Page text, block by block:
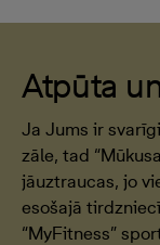
Atpūta
Ja Jums ir
zāle, tad
jāuztraucas, jo
esošajā
“MyFitness”